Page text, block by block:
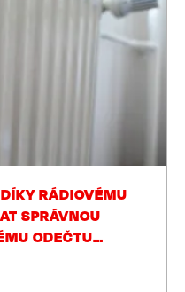
RÁDIOVÉMU
SPRÁVNOU
ODEČTU